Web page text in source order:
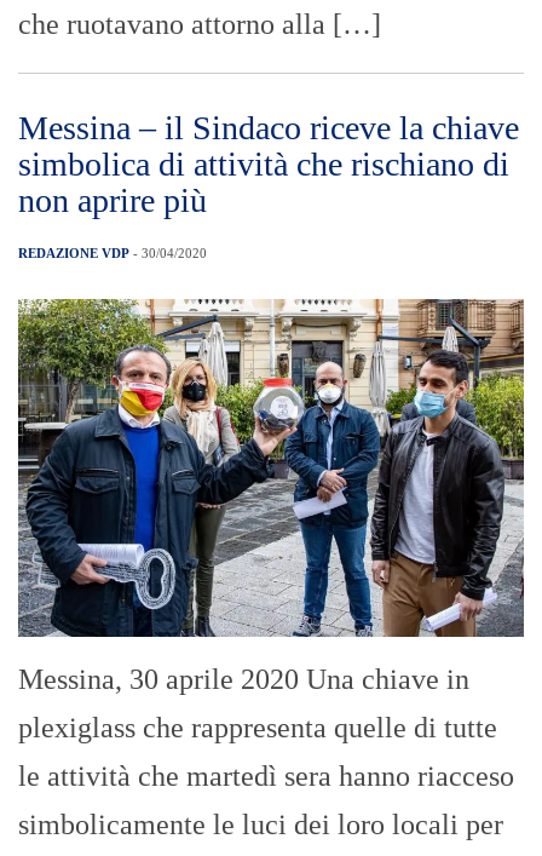
che ruotavano attorno alla […]
Messina – il Sindaco riceve la chiave
simbolica di attività che rischiano di
non aprire più
REDAZIONE VDP - 30/04/2020
Messina, 30 aprile 2020 Una chiave in
plexiglass che rappresenta quelle di tutte
le attività che martedì sera hanno riacceso
simbolicamente le luci dei loro locali per